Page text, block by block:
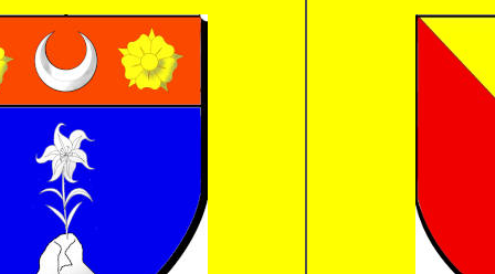
Accueil
Pays
Héraldique
Guides